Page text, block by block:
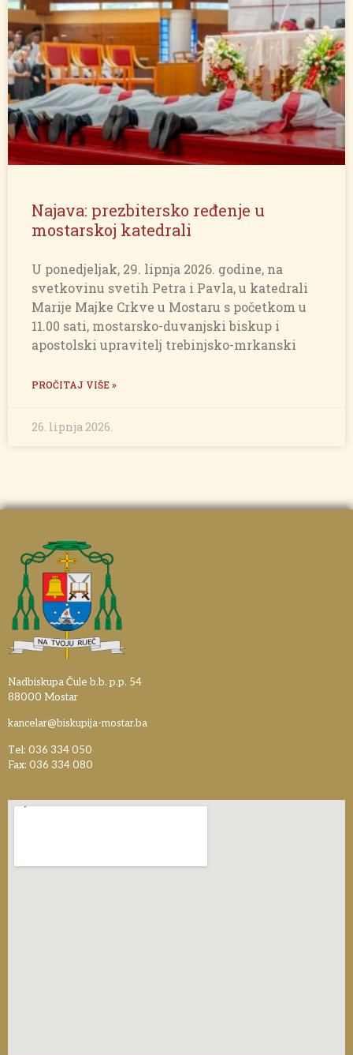
Najava: prezbitersko ređenje u
mostarskoj katedrali
U ponedjeljak, 29. lipnja 2026. godine, na
svetkovinu svetih Petra i Pavla, u katedrali
Marije Majke Crkve u Mostaru s početkom u
11.00 sati, mostarsko-duvanjski biskup i
apostolski upravitelj trebinjsko-mrkanski
PROČITAJ VIŠE »
26. lipnja 2026.
Nadbiskupa Čule b.b. p.p. 54
88000 Mostar
kancelar@biskupija-mostar.ba
Tel: 036 334 050
Fax: 036 334 080